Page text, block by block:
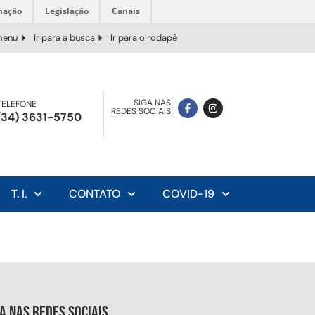
Legislação Canais
Ir para a busca Ir para o rodapé
3631-5750
SIGA NAS
REDES SOCIAIS
T. I. CONTATO COVID-19